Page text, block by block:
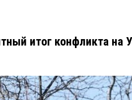
итог конфликта на